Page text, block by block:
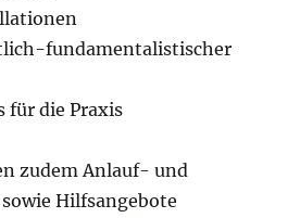
fundamentalistischer
für die Praxis
zudem Anlauf- und
Hilfsangebote